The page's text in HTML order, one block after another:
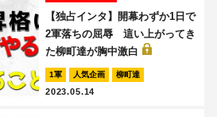
【独占インタ】開幕わずか1日で
2軍落ちの屈辱 這い上がってき
た柳町達が胸中激白
1軍 人気企画 柳町達
2023.05.14